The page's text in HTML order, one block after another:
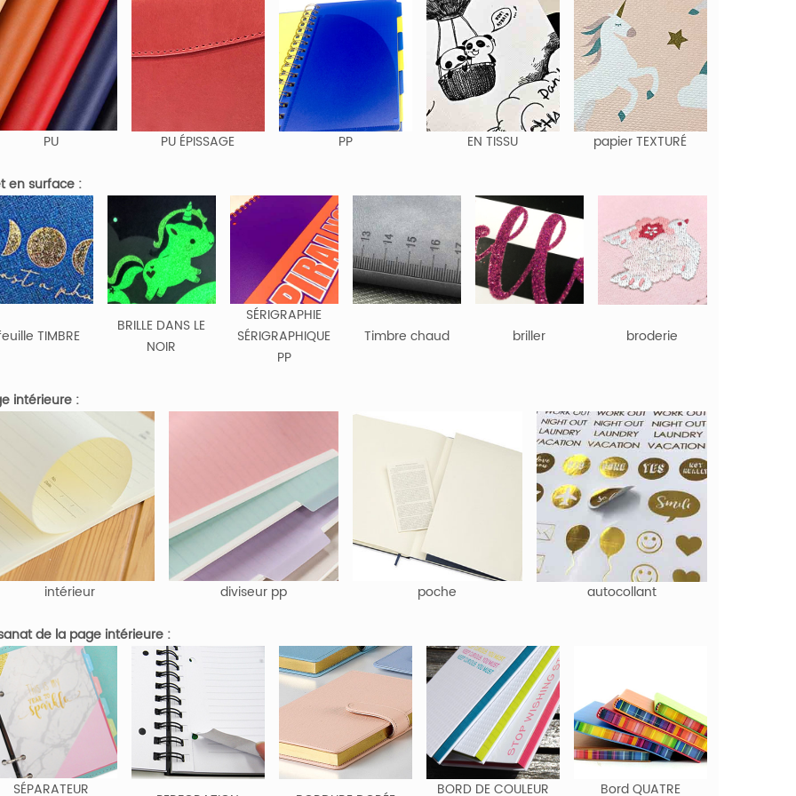
PU PU ÉPISSAGE PP EN TISSU papier TEXTURÉ
en surface :
TIMBRE
BRILLE DANS LE
NOIR
SÉRIGRAPHIE
SÉRIGRAPHIQUE
PP
Timbre chaud briller broderie
intérieure :
intérieur diviseur pp poche autocollant
de la page intérieure :
SÉPARATEUR BORD DE COULEUR Bord QUATRE